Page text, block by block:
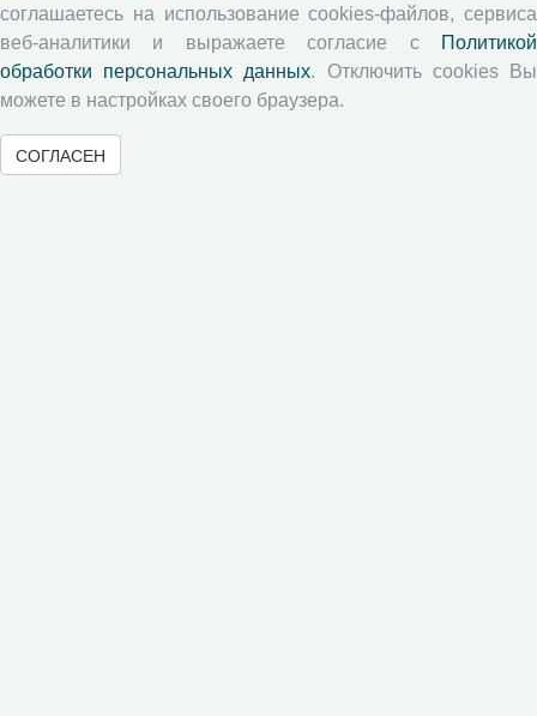
Рецензентам
Памятка рецензенту
Положение о рецензировании
Форма рецензии
соглашаетесь на использование cookies-файлов, сервиса
веб-аналитики и выражаете согласие с
Политикой
обработки персональных данных. Отключить cookies Вы
можете в настройках своего браузера.
СОГЛАСЕН